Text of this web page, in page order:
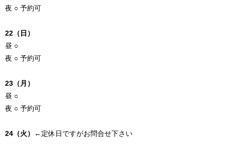
夜 ○ 予約可
22（日）
昼 ○
夜 ○ 予約可
23（月）
昼 ○
夜 ○ 予約可
24（火） ←定休日ですがお問合せ下さい